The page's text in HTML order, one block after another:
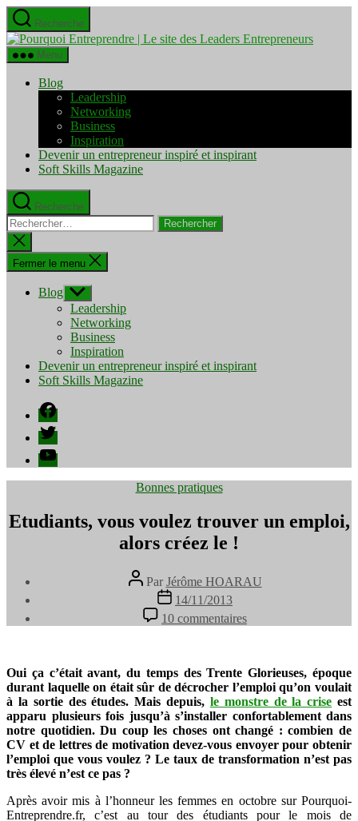
Aller
au
contenu
Recherche
Pourquoi
Menu
Blog
Leadership
Networking
Business
Inspiration
Devenir un entrepreneur inspiré et inspirant
Soft Skills Magazine
Recherche
Rechercher :
Fermer
la
recherche
Fermer le menu
Blog Afficher
le
sous-
menu
Leadership
Networking
Business
Inspiration
Devenir un entrepreneur inspiré et inspirant
Soft Skills Magazine
Facebook
Twitter
YouTube
Catégories
Bonnes pratiques
Etudiants, vous voulez trouver un emploi,
alors créez le !
Auteur
de
l’article
Par Jérôme HOARAU
Date
de
l’article
14/11/2013
10 commentaires
Etudiants,
trouver
un
emploi,
alors
créez
le
!
Oui ça c’était avant, du temps des Trente Glorieuses, époque
durant laquelle on était sûr de décrocher l’emploi qu’on voulait
à la sortie des études. Mais depuis, le monstre de la crise est
apparu plusieurs fois jusqu’à s’installer confortablement dans
notre quotidien. Du coup les choses ont changé : combien de
CV et de lettres de motivation devez-vous envoyer pour obtenir
l’emploi que vous voulez ? Le taux de transformation n’est pas
très élevé n’est ce pas ?
Après avoir mis à l’honneur les femmes en octobre sur Pourquoi-
Entreprendre.fr, c’est au tour des étudiants pour le mois de